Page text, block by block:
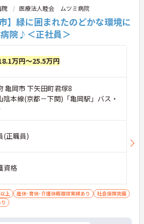
医療法人睦会 ムツミ病院
】緑に囲まれたのどかな環境に
院♪＜正社員＞
万円～25.5万円
亀岡市 下矢田町君塚8
陰本線(京都－下関)「亀岡駅」バス・
(正職員)
資格
上 産休･育休･介護休暇取得実績あり
社会保険完備